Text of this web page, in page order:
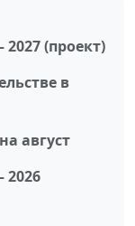
(проект)
в
август
2026